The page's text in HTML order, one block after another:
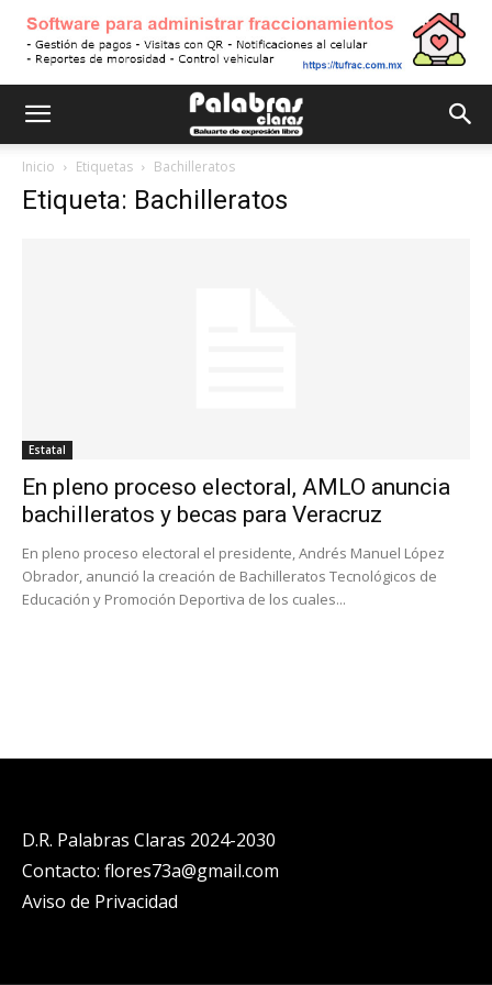
Inicio Etiquetas Bachilleratos
Etiqueta: Bachilleratos
Estatal
En pleno proceso electoral, AMLO anuncia
bachilleratos y becas para Veracruz
En pleno proceso electoral el presidente, Andrés Manuel López
Obrador, anunció la creación de Bachilleratos Tecnológicos de
Educación y Promoción Deportiva de los cuales...
D.R. Palabras Claras 2024-2030
Contacto: flores73a@gmail.com
Aviso de Privacidad